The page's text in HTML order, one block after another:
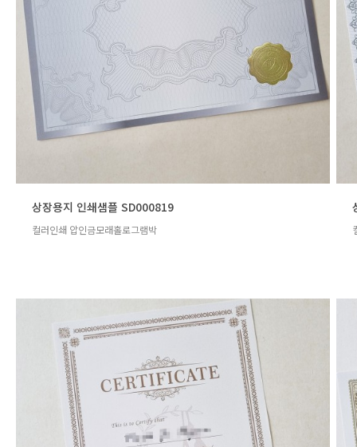
상장용지 인쇄샘플 SD000819
컬러인쇄 압인금모래홀로그램박